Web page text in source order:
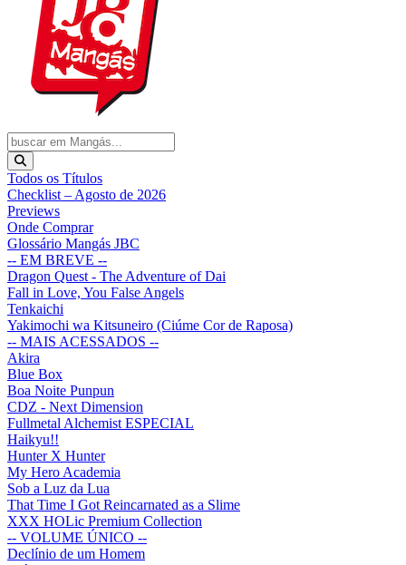
Todos os Títulos
Checklist – Agosto de 2026
Previews
Onde Comprar
Glossário Mangás JBC
-- EM BREVE --
Dragon Quest - The Adventure of Dai
Fall in Love, You False Angels
Tenkaichi
Yakimochi wa Kitsuneiro (Ciúme Cor de Raposa)
-- MAIS ACESSADOS --
Akira
Blue Box
Boa Noite Punpun
CDZ - Next Dimension
Fullmetal Alchemist ESPECIAL
Haikyu!!
Hunter X Hunter
My Hero Academia
Sob a Luz da Lua
That Time I Got Reincarnated as a Slime
XXX HOLic Premium Collection
-- VOLUME ÚNICO --
Declínio de um Homem